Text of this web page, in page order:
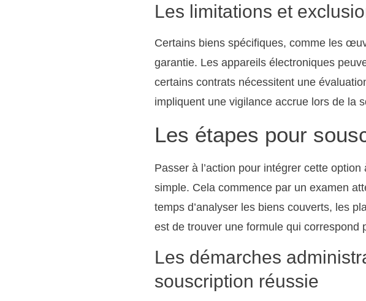
Les limitations et
Certains biens spécifiques, comme les
garantie. Les appareils électroniques
certains contrats nécessitent une
impliquent une vigilance accrue lors de la
Les étapes pour
Passer à l’action pour intégrer cette
simple. Cela commence par un examen
temps d’analyser les biens couverts, les
est de trouver une formule qui correspond
Les démarches
souscription réussie